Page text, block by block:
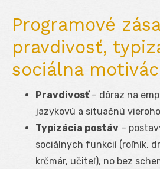
Programové
pravdivosť,
sociálna
Pravdivosť– dôraz na
jazykovú a situačnú
Typizácia postáv –
sociálnych funkcií (roľník,
krčmár, učiteľ), no bez